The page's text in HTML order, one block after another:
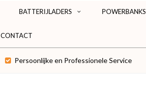
BATTERIJLADERS POWERBANKS
CONTACT
Persoonlijke en Professionele Service